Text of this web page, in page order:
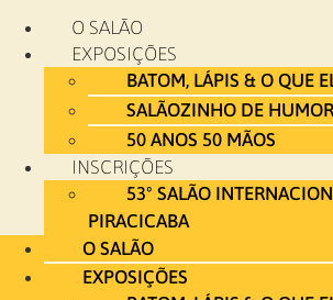
para
conteúdo
O SALÃO
EXPOSIÇÕES
BATOM, LÁPIS & O QUE
SALÃOZINHO DE HUMOR
50 ANOS 50 MÃOS
INSCRIÇÕES
53º SALÃO
PIRACICABA
O SALÃO
EXPOSIÇÕES